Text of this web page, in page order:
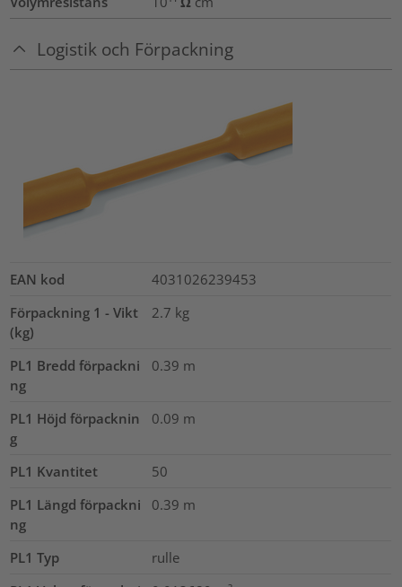
Logistik och Förpackning
EAN kod
4031026239453
Förpackning 1 - Vikt
(kg)
2.7 kg
PL1 Bredd förpackni
ng
0.39 m
PL1 Höjd förpacknin
g
0.09 m
PL1 Kvantitet
50
PL1 Längd förpackni
ng
0.39 m
PL1 Typ
rulle